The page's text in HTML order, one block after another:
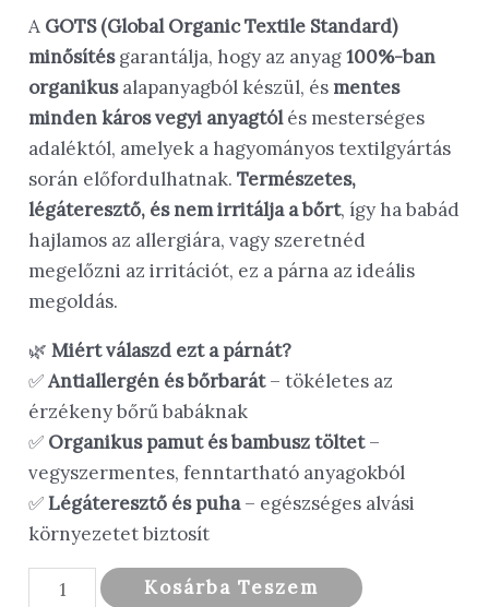
A GOTS (Global Organic Textile Standard)
minősítésgarantálja, hogy az anyag100%-ban
organikusalapanyagból készül, és mentes
minden káros vegyi anyagtólés mesterséges
adaléktól, amelyek a hagyományos textilgyártás
során előfordulhatnak.Természetes,
légáteresztő, és nem irritálja a bőrt, így ha babád
hajlamos az allergiára, vagy szeretnéd
megelőzni az irritációt, ez a párna az ideális
megoldás.
🌿Miért válaszd ezt a párnát?
✅Antiallergén és bőrbarát– tökéletes az
érzékeny bőrű babáknak
✅ Organikus pamut és bambusz töltet–
vegyszermentes, fenntartható anyagokból
✅Légáteresztő és puha– egészséges alvási
környezetet biztosít
Babapárna
Kosárba Teszem